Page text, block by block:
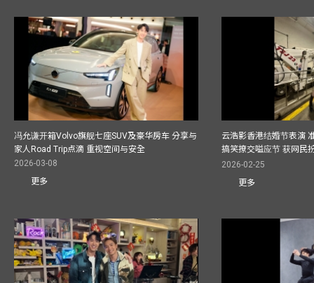
冯允谦开箱Volvo旗舰七座SUV及豪华房车 分享与
家人Road Trip点滴 重视空间与安全
2026-03-08
更多
云浩影香港结婚节表演
搞笑撩交嗌应节 获网民
2026-02-25
更多